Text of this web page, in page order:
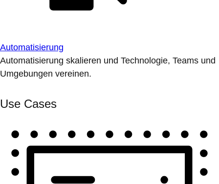
Automatisierung
Automatisierung skalieren und Technologie, Teams und
Umgebungen vereinen.
Use Cases